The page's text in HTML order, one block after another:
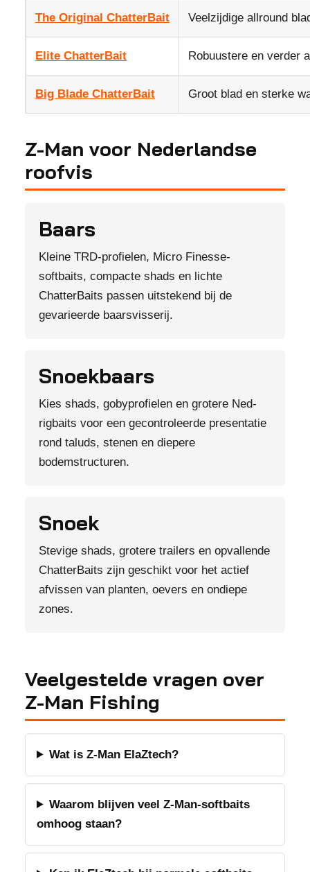
The Original ChatterBait Veelzijdige allround
Elite ChatterBait Robuustere en verder
Big Blade ChatterBait Groot blad en sterke
Z-Man voor Nederlandse
roofvis
Baars
Kleine TRD-profielen, Micro Finesse-
softbaits, compacte shads en lichte
ChatterBaits passen uitstekend bij de
gevarieerde baarsvisserij.
Snoekbaars
Kies shads, gobyprofielen en grotere Ned-
rigbaits voor een gecontroleerde presentatie
rond taluds, stenen en diepere
bodemstructuren.
Snoek
Stevige shads, grotere trailers en opvallende
ChatterBaits zijn geschikt voor het actief
afvissen van planten, oevers en ondiepe
zones.
Veelgestelde vragen over
Z-Man Fishing
Wat is Z-Man ElaZtech?
Waarom blijven veel Z-Man-softbaits
omhoog staan?